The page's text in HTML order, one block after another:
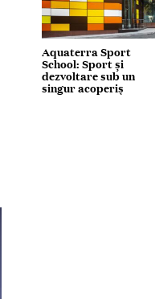
Aquaterra Sport
School: Sport și
dezvoltare sub un
singur acoperiș